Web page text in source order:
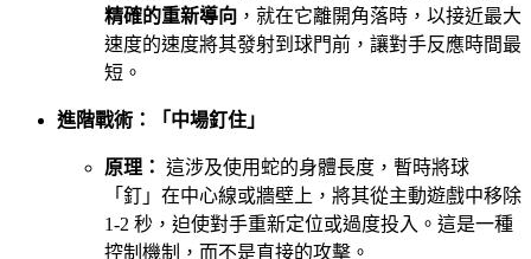
精確的重新導向 ，就在它離開角落時，以接近最大
速度的速度將其發射到球門前，讓對手反應時間最
短。
進階戰術：「中場釘住」
原理： 這涉及使用蛇的身體長度，暫時將球
「釘」在中心線或牆壁上，將其從主動遊戲中移除
1-2 秒，迫使對手重新定位或過度投入。這是一種
控制機制，而不是直接的攻擊。